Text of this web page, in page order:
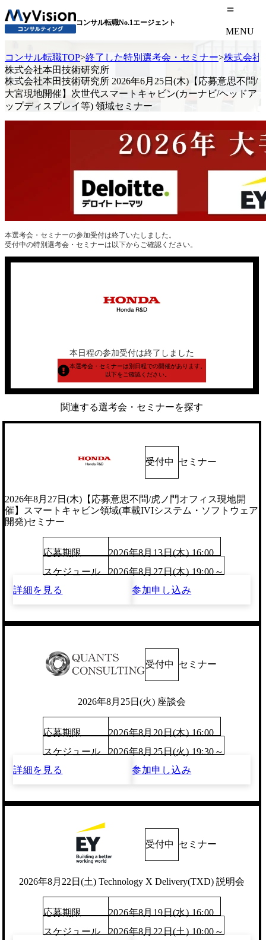
コンサル転職No.1エージェント
MENU
コンサル転職TOP>終了した特別選考会・セミナー>株式会社
株式会社本田技術研究所
株式会社本田技術研究所 2026年6月25日(木)【応募意思不問/
大宮現地開催】次世代スマートキャビン(カーナビ/ヘッドア
ップディスプレイ等) 領域セミナー
本選考会・セミナーの参加受付は終了いたしました。
受付中の特別選考会・セミナーは以下からご確認ください。
本日程の参加受付は終了しました
本選考会・セミナーは別日程での開催があります。
以下をご確認ください。
関連する選考会・セミナーを探す
受付中 セミナー
2026年8月27日(木)【応募意思不問/虎ノ門オフィス現地開
催】スマートキャビン領域(車載IVIシステム・ソフトウェア
開発)セミナー
応募期限
2026年8月13日(木) 16:00
スケジュール
2026年8月27日(木) 19:00～
詳細を見る
参加申し込み
受付中 セミナー
2026年8月25日(火) 座談会
応募期限
2026年8月20日(木) 16:00
スケジュール
2026年8月25日(火) 19:30～
詳細を見る
参加申し込み
受付中 セミナー
2026年8月22日(土) Technology X Delivery(TXD) 説明会
応募期限
2026年8月19日(水) 16:00
スケジュール
2026年8月22日(土) 10:00～